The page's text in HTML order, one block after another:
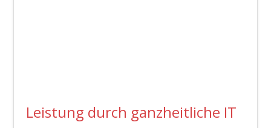
Leistung durch ganzheitliche IT